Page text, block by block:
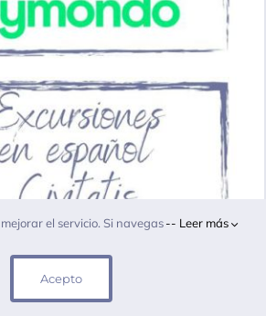
el servicio. Si navegas-- Leer más
Acepto